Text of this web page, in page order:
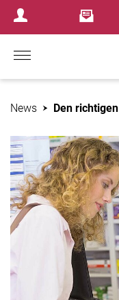
Login Menu
News Den